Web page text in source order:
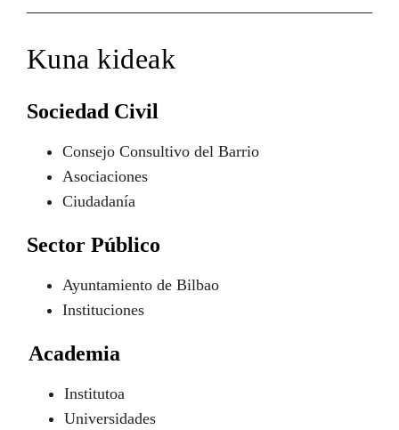
Kuna kideak
Sociedad Civil
Consejo Consultivo del Barrio
Asociaciones
Ciudadanía
Sector Público
Ayuntamiento de Bilbao
Instituciones
Academia
Institutoa
Universidades